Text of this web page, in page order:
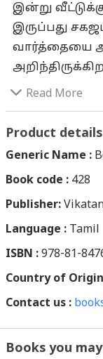
இன்று
இருப்பது
வார்த்தையை
இப்படி
கருத்துகள்
என்பது என்ன?
பழக்கங்களை
விடை சொல்லி
Read More
Product details
Generic Name :
Book code : 428
Publisher:
Language : Tamil
ISBN : 978-81-
Country of
Contact us :
Books you